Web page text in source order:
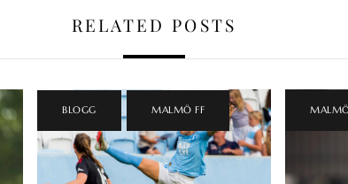
RELATED POSTS
BLOGG MALMÖ FF